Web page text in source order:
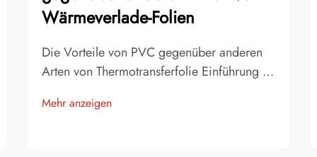
Wärmeverlade-Folien
Die Vorteile von PVC gegenüber anderen
Arten von Thermotransferfolie Einführung in
ist eine der beliebtesten Methoden zur
Mehr anzeigen